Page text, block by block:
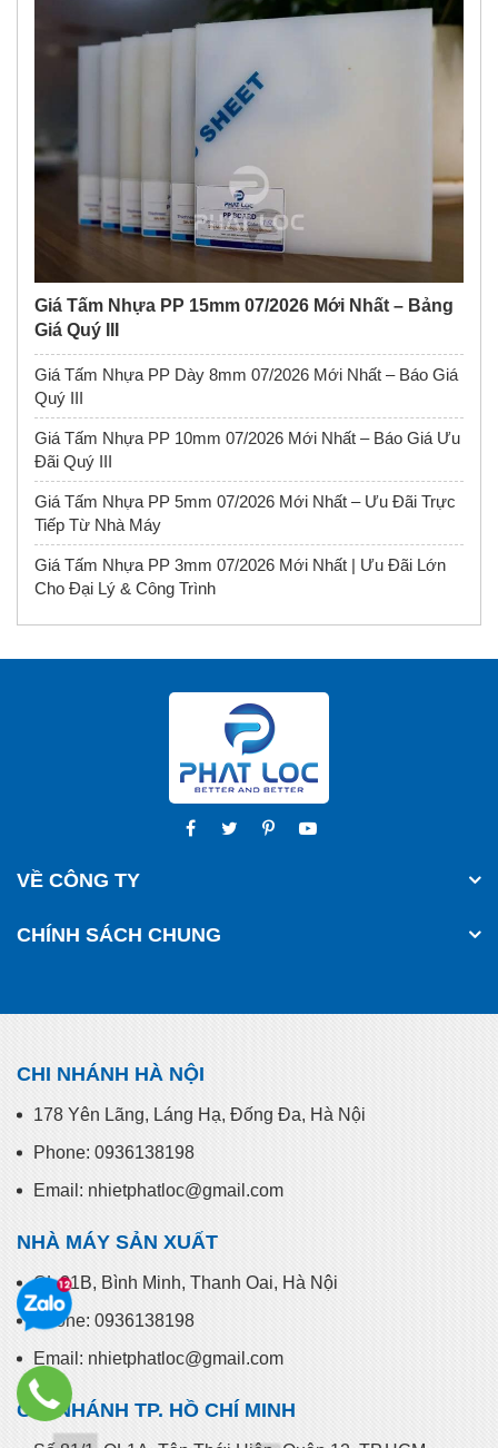
Giá Tấm Nhựa PP 15mm 07/2026 Mới Nhất – Bảng
Giá Quý III
Giá Tấm Nhựa PP Dày 8mm 07/2026 Mới Nhất – Báo Giá
Quý III
Giá Tấm Nhựa PP 10mm 07/2026 Mới Nhất – Báo Giá Ưu
Đãi Quý III
Giá Tấm Nhựa PP 5mm 07/2026 Mới Nhất – Ưu Đãi Trực
Tiếp Từ Nhà Máy
Giá Tấm Nhựa PP 3mm 07/2026 Mới Nhất | Ưu Đãi Lớn
Cho Đại Lý & Công Trình
VỀ CÔNG TY
CHÍNH SÁCH CHUNG
CHI NHÁNH HÀ NỘI
Phone: 0936138198
Email: nhietphatloc@gmail.com